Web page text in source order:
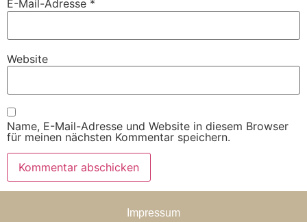
E-Mail-Adresse *
Website
Name, E-Mail-Adresse und Website in diesem Browser
für meinen nächsten Kommentar speichern.
Impressum